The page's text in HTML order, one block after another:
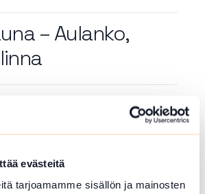
evästeitä
tarjoamamme sisällön ja mainosten
– Aulanko,
Olympia- ja
–